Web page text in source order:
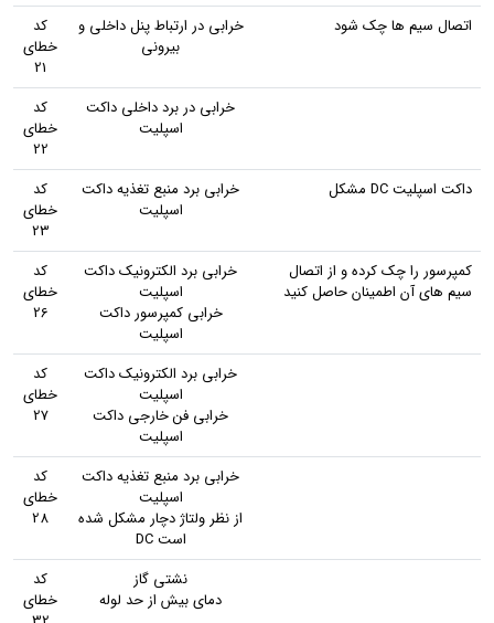
اتصال سیم ها چک شود
خرابی در ارتباط پنل داخلی و
بیرونی
کد
خطای
21
خرابی در برد داخلی داکت
اسپلیت
کد
خطای
22
داکت اسپلیت DC مشکل
خرابی برد منبع تغذیه داکت
اسپلیت
کد
خطای
23
کمپرسور را چک کرده و از اتصال
سیم های آن اطمینان حاصل کنید
خرابی برد الکترونیک داکت
اسپلیت
خرابی کمپرسور داکت
اسپلیت
کد
خطای
26
خرابی برد الکترونیک داکت
اسپلیت
خرابی فن خارجی داکت
اسپلیت
کد
خطای
27
خرابی برد منبع تغذیه داکت
اسپلیت
از نظر ولتاژ دچار مشکل شده
است DC
کد
خطای
28
نشتی گاز
دمای بیش از حد لوله
کد
خطای